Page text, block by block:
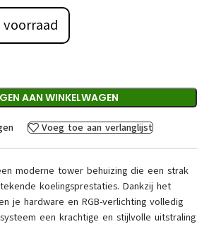
AAN WINKELWAGEN
Voeg toe aan verlanglijst
moderne tower behuizing die een strak
koelingsprestaties. Dankzij het
je hardware en RGB-verlichting volledig
een krachtige en stijlvolle uitstraling